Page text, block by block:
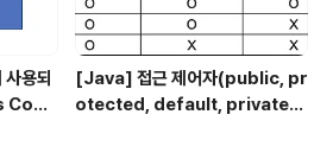
용되
Com
[Java] 접근 제어자(public, pr
otected, default, private)